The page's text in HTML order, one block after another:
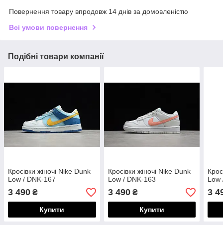
Повернення товару впродовж 14 днів за домовленістю
Всі умови повернення
Подібні товари компанії
Кросівки жіночі Nike Dunk
Low / DNK-167
3 490 ₴
Купити
Кросівки жіночі Nike Dunk
Low / DNK-163
3 490₴
Купити
Low
3